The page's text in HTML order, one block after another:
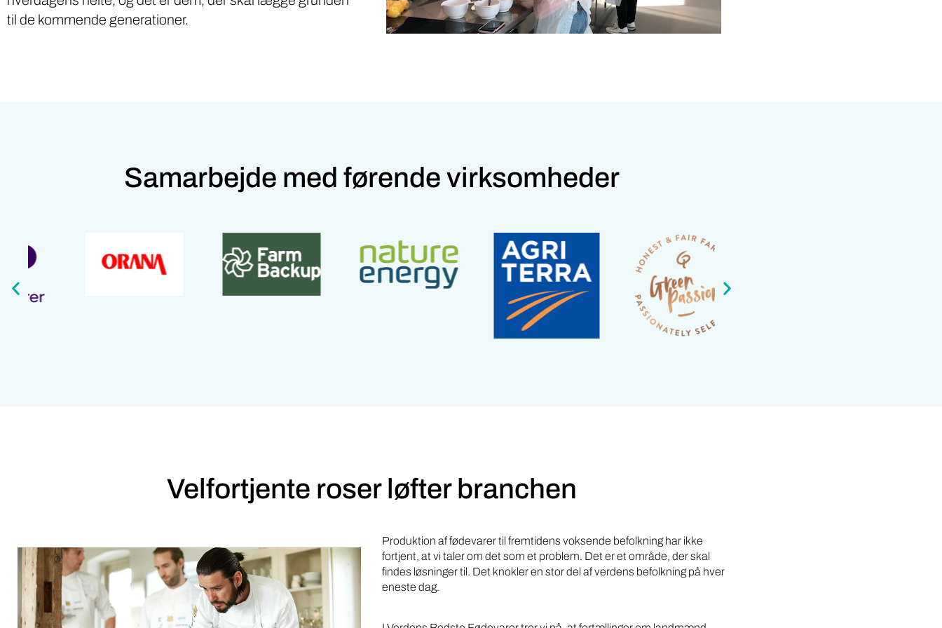
til de kommende generationer.
Samarbejde med førende virksomheder
Velfortjente roser løfter branchen
Produktion af fødevarer til fremtidens voksende befolkning har ikke
fortjent, at vi taler om det som et problem. Det er et område, der skal
findes løsninger til. Det knokler en stor del af verdens befolkning på hver
eneste dag.